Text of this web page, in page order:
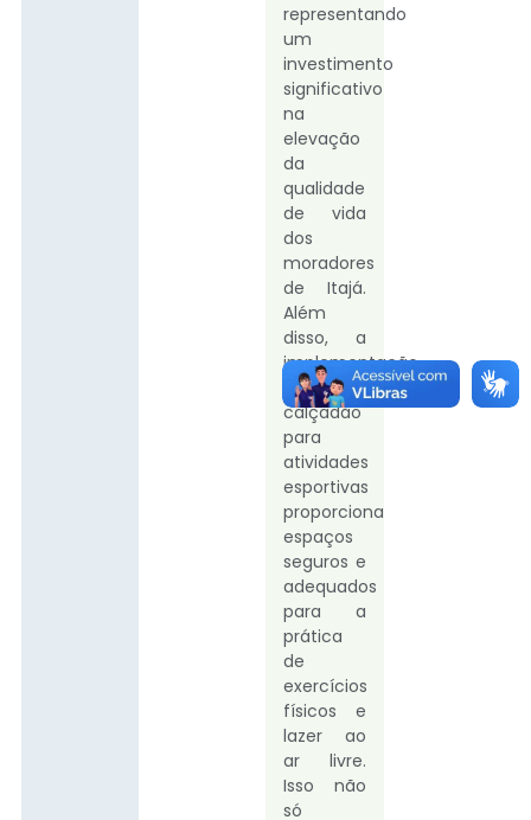
representando
um
investimento
significativo
na
elevação
da
qualidade
de vida
dos
moradores
de Itajá.
Além
disso, a
implementação
de um
calçadão
para
atividades
esportivas
proporciona
espaços
seguros e
adequados
para a
prática
de
exercícios
físicos e
lazer ao
ar livre.
Isso não
só